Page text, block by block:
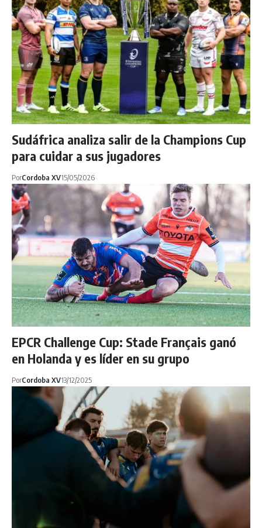
Sudáfrica analiza salir de la Champions Cup
para cuidar a sus jugadores
PorCordoba XV15/05/2026
EPCR Challenge Cup: Stade Français ganó
en Holanda y es líder en su grupo
PorCordoba XV13/12/2025